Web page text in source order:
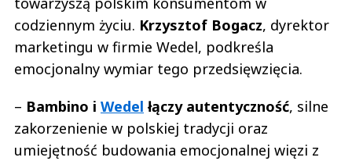
codziennym życiu. Krzysztof Bogacz, dyrektor
marketingu w firmie Wedel, podkreśla
emocjonalny wymiar tego przedsięwzięcia.
– Bambino i Wedel łączy autentyczność, silne
zakorzenienie w polskiej tradycji oraz
umiejętność budowania emocjonalnej więzi z